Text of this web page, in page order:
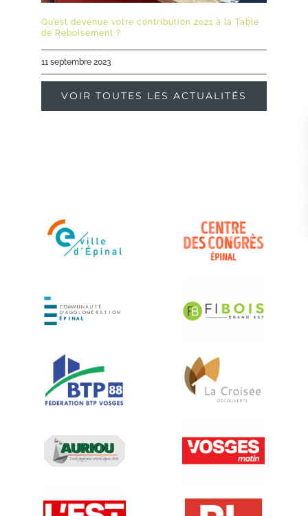
Qu’est devenue votre contribution 2021 à la Table
de Reboisement ?
11 septembre 2023
VOIR TOUTES LES ACTUALITÉS